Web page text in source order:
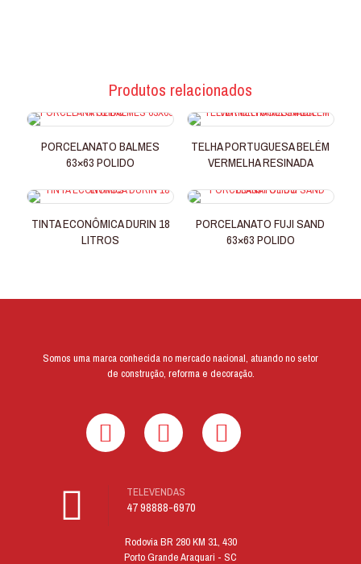
Produtos relacionados
PORCELANATO BALMES
63×63 POLIDO
TELHA PORTUGUESA BELÉM
VERMELHA RESINADA
TINTA ECONÔMICA DURIN 18
LITROS
PORCELANATO FUJI SAND
63×63 POLIDO
Somos uma marca conhecida no mercado nacional, atuando no setor
de construção, reforma e decoração.
47 98888-6970
TELEVENDAS
Rodovia BR 280 KM 31, 430
Porto Grande Araquari - SC